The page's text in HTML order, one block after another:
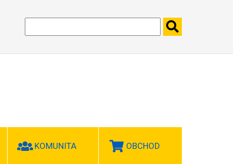
KOMUNITA OBCHOD